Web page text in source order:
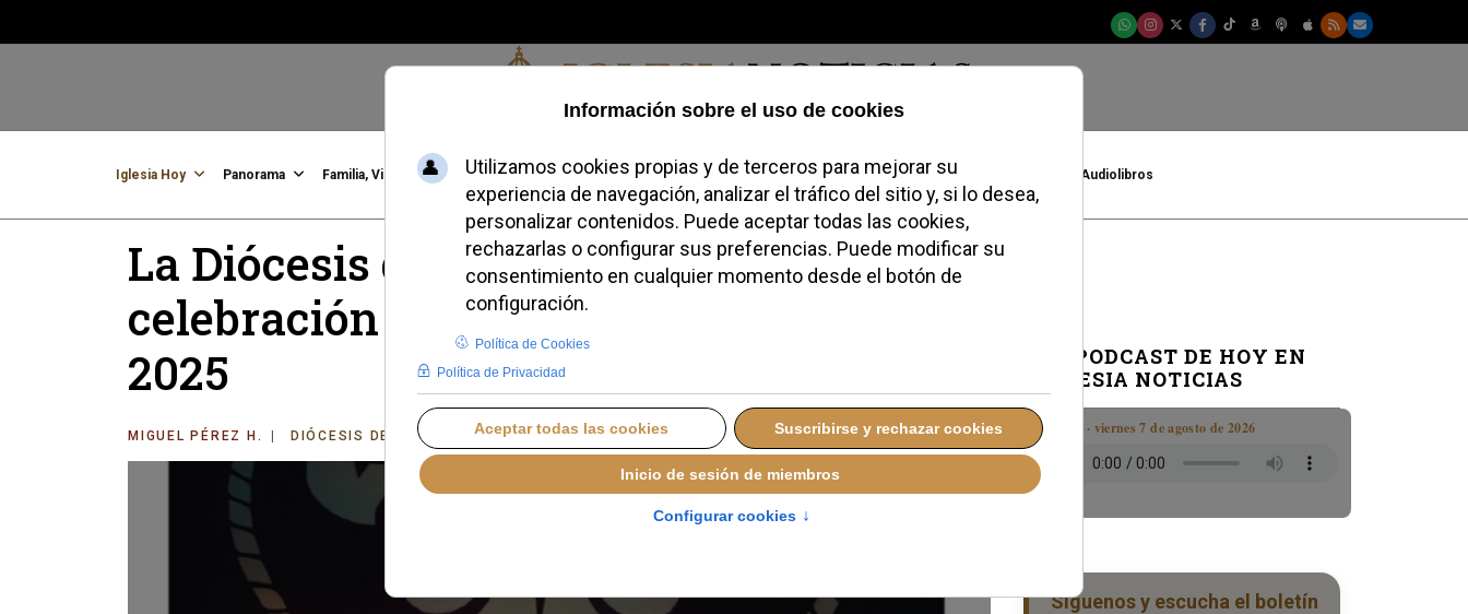
Viernes, 07 de agosto de 2026
Iglesia Hoy Panorama Familia, Vida, Identidad Credofobiómetro Blogs Temas Buscar #JovenesConFe Podcast Audiolibros
La Diócesis de Jaén convoca la
celebración de la Luz de la Paz de Belén
2025
MIGUEL PÉREZ H. DIÓCESIS DE JAÉN VIERNES, 05 DICIEMBRE 2025 09:35
EL PODCAST DE HOY EN
IGLESIA NOTICIAS
Boletín · viernes 7 de agosto de 2026
Síguenos y escucha el boletín